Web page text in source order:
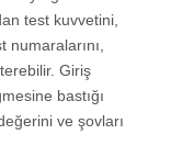
test kuvvetini,
Giriş
bastığı
ve şovları